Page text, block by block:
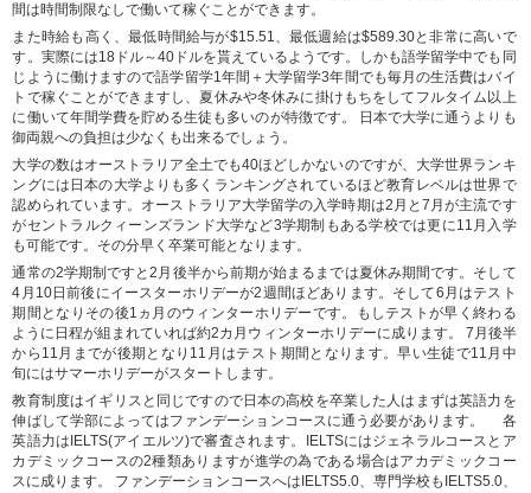
間は時間制限なしで働いて稼ぐことができます。
また時給も高く、最低時間給与が$15.51、最低週給は$589.30と非常に高いで
す。実際には18ドル～40ドルを貰えているようです。しかも語学留学中でも同
じように働けますので語学留学1年間＋大学留学3年間でも毎月の生活費はバイ
トで稼ぐことができますし、夏休みや冬休みに掛けもちをしてフルタイム以上
に働いて年間学費を貯める生徒も多いのが特徴です。 日本で大学に通うよりも
御両親への負担は少なくも出来るでしょう。
大学の数はオーストラリア全土でも40ほどしかないのですが、大学世界ランキ
ングには日本の大学よりも多くランキングされているほど教育レベルは世界で
認められています。オーストラリア大学留学の入学時期は2月と7月が主流です
がセントラルクィーンズランド大学など3学期制もある学校では更に11月入学
も可能です。その分早く卒業可能となります。
通常の2学期制ですと2月後半から前期が始まるまでは夏休み期間です。そして
4月10日前後にイースターホリデーが2週間ほどあります。そして6月はテスト
期間となりその後1ヵ月のウィンターホリデーです。もしテストが早く終わる
ように日程が組まれていれば約2カ月ウィンターホリデーに成ります。 7月後半
から11月までが後期となり11月はテスト期間となります。早い生徒で11月中
旬にはサマーホリデーがスタートします。
教育制度はイギリスと同じですので日本の高校を卒業した人はまずは英語力を
伸ばして学部によってはファンデーションコースに通う必要があります。 各
英語力はIELTS(アイエルツ)で審査されます。IELTSにはジェネラルコースとア
カデミックコースの2種類ありますが進学の為である場合はアカデミックコー
スに成ります。 ファンデーションコースへはIELTS5.0、専門学校もIELTS5.0、